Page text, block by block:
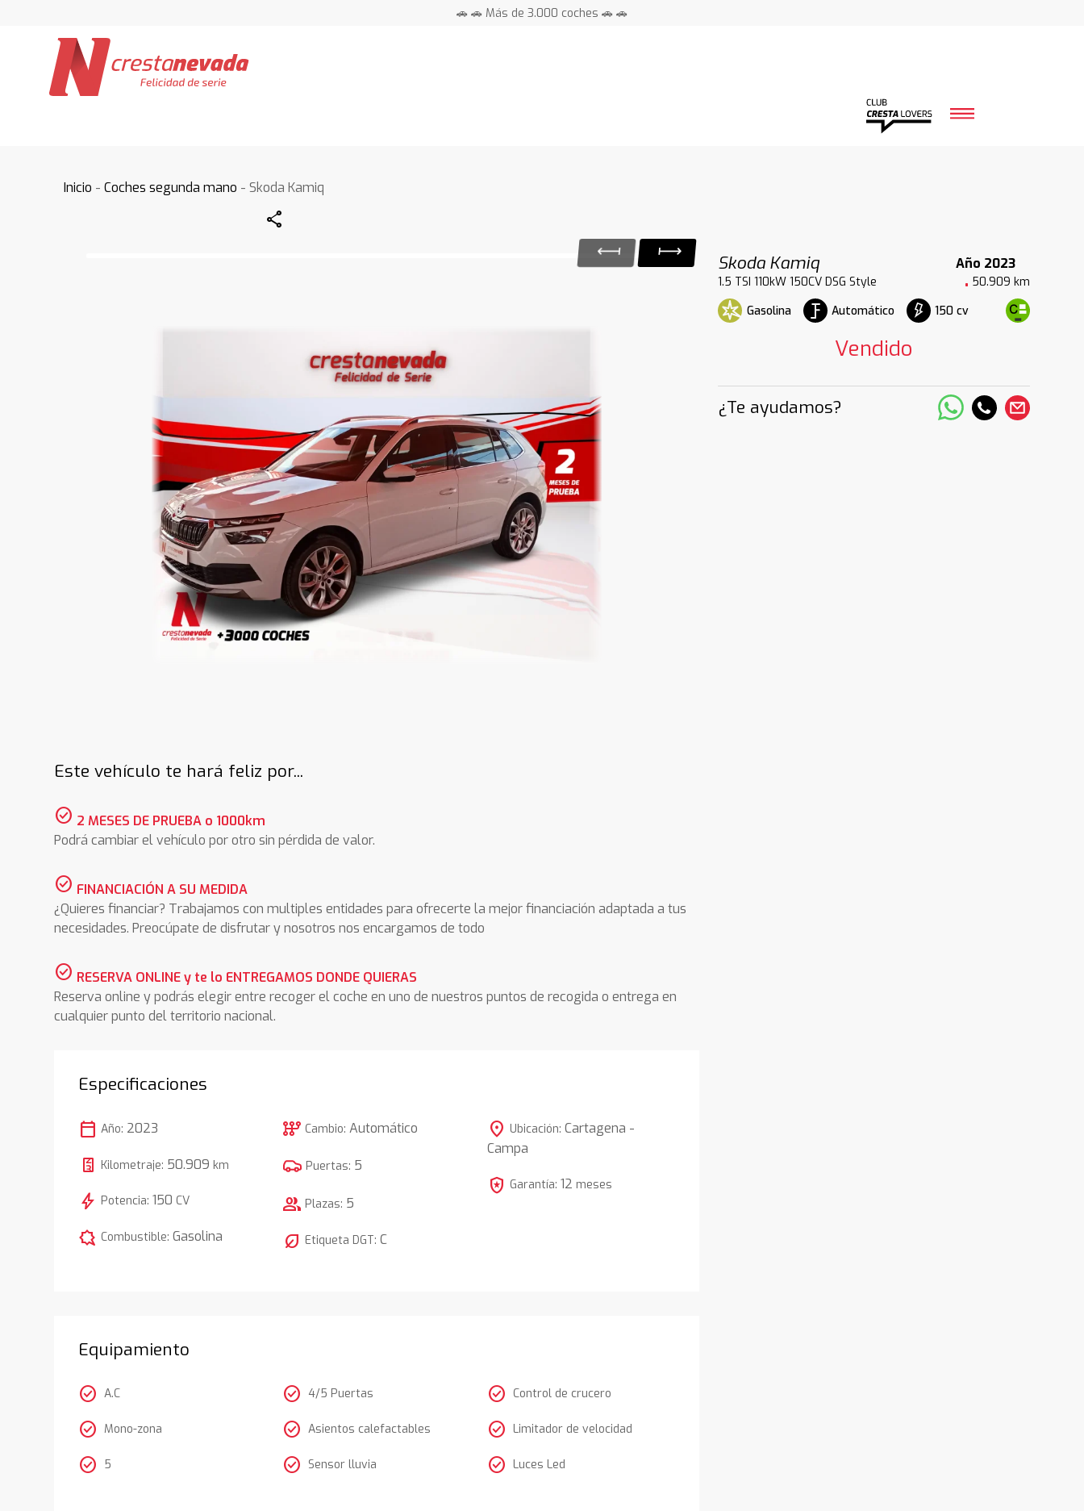
🚗 🚗 Más de 3.000 coches 🚗 🚗
Inicio -Coches segunda mano - Skoda Kamiq
Share
Skoda Kamiq
Año 2023
1.5 TSI 110kW 150CV DSG Style
50.909 km
Gasolina
Automático 150 cv
Vendido
¿Te ayudamos?
Este vehículo te hará feliz por...
check_circle 2 MESES DE PRUEBA o 1000km
Podrá cambiar el vehículo por otro sin pérdida de valor.
check_circle FINANCIACIÓN A SU MEDIDA
¿Quieres financiar? Trabajamos con multiples entidades para ofrecerte la mejor financiación adaptada a tus
necesidades. Preocúpate de disfrutar y nosotros nos encargamos de todo
check_circle RESERVA ONLINE y te lo ENTREGAMOS DONDE QUIERAS
Reserva online y podrás elegir entre recoger el coche en uno de nuestros puntos de recogida o entrega en
cualquier punto del territorio nacional.
Especificaciones
calendar_today Año: 2023
Kilometraje: 50.909 km
bolt Potencia:150 CV
comic_bubble Combustible:Gasolina
auto_transmission Cambio:Automático
Puertas: 5
group Plazas: 5
nest_eco_leaf Etiqueta DGT:C
location_on Ubicación: Cartagena -
Campa
local_police Garantía: 12 meses
Equipamiento
check_circle A.C
check_circle Mono-zona
check_circle 5
check_circle 4/5 Puertas
check_circle Asientos calefactables
check_circle Sensor lluvia
check_circle Control de crucero
check_circle Limitador de velocidad
check_circle Luces Led